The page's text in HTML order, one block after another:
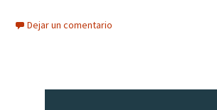
Dejar un comentario